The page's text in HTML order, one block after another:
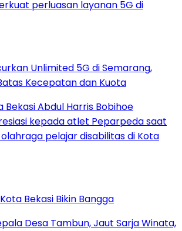
Unlimited 5G di Semarang,
Kecepatan dan Kuota
Bekasi Bikin Bangga